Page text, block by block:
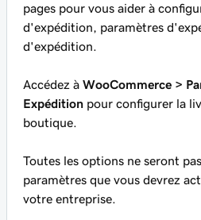
pages pour vous aider à
d'expédition, paramètres
d'expédition.
Accédez à WooCommerce >
Expédition pour configurer la
boutique.
Toutes les options ne seront
paramètres que vous devrez
votre entreprise.